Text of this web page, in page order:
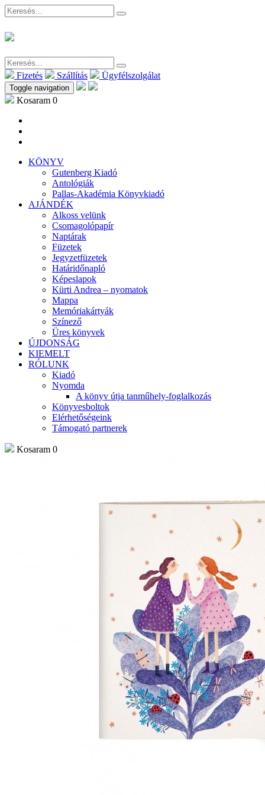
Fizetés Szállítás Ügyfélszolgálat
Toggle navigation
Kosaram 0
KÖNYV
Gutenberg Kiadó
Antológiák
Pallas-Akadémia Könyvkiadó
AJÁNDÉK
Alkoss velünk
Csomagolópapír
Naptárak
Füzetek
Jegyzetfüzetek
Határidőnapló
Képeslapok
Kürti Andrea – nyomatok
Mappa
Memóriakártyák
Színező
Üres könyvek
ÚJDONSÁG
KIEMELT
RÓLUNK
Kiadó
Nyomda
A könyv útja tanműhely-foglalkozás
Könyvesboltok
Elérhetőségeink
Támogató partnerek
Kosaram 0